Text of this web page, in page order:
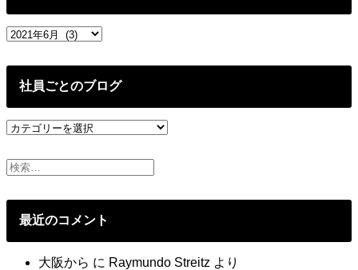
過
の
社員ごとのブログ
社
ご
と
グ
最近のコメント
大阪から に Raymundo Streitz より